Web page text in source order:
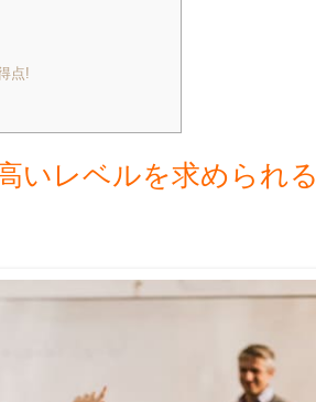
点!
いレベルを求められる